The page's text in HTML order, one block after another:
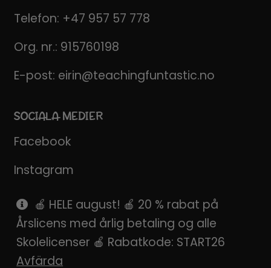
Telefon: +47 957 57 778
Org. nr.: 915760198
E-post: eirin@teachingfuntastic.no
SOCIALA MEDIER
Facebook
Instagram
Pinterest
SnapChat
🍎 HELE august! 🍎 20 % rabat på
Årslicens med årlig betaling og alle
Skolelicenser 🍎 Rabatkode: START26
Avfärda